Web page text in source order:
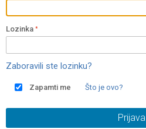
Lozinka
Zaboravili ste lozinku?
Zapamti me Što je ovo?
Prijava